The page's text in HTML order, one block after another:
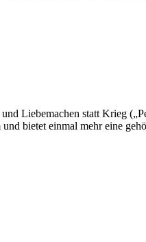
Liebemachen statt Krieg
bietet einmal mehr eine